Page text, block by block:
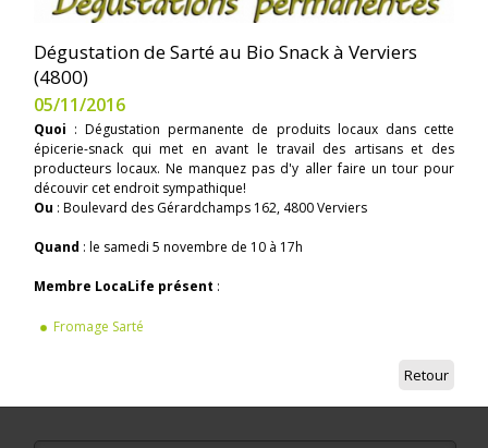
Dégustation de Sarté au Bio Snack à Verviers
(4800)
05/11/2016
Quoi : Dégustation permanente de produits locaux dans cette
épicerie-snack qui met en avant le travail des artisans et des
producteurs locaux. Ne manquez pas d'y aller faire un tour pour
découvir cet endroit sympathique!
Ou : Boulevard des Gérardchamps 162, 4800 Verviers
Quand : le samedi 5 novembre de 10 à 17h
Membre LocaLife présent :
Fromage Sarté
Retour